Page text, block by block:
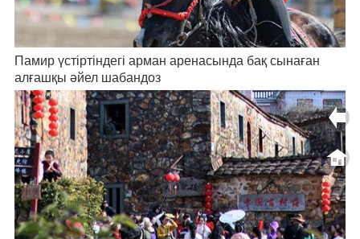
Памир үстіртіндегі арман аренасында бақ сынаған
алғашқы әйел шабандоз